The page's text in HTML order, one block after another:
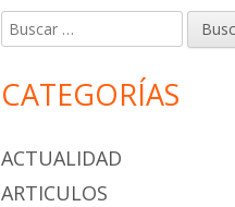
Buscar:
CATEGORÍAS
ACTUALIDAD
ARTICULOS